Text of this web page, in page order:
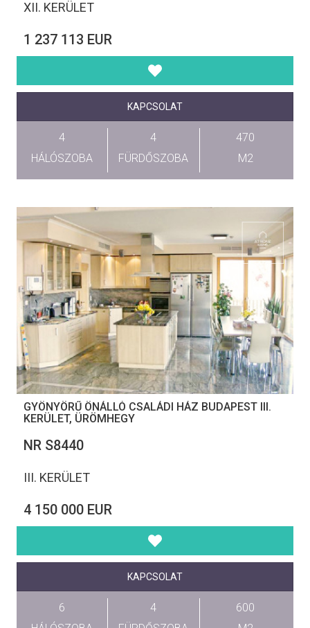
XII. KERÜLET
1 237 113 EUR
KAPCSOLAT
4
HÁLÓSZOBA
4
FÜRDŐSZOBA
470
M2
GYÖNYÖRŰ ÖNÁLLÓ CSALÁDI HÁZ BUDAPEST III.
KERÜLET, ÜRÖMHEGY
NR S8440
III. KERÜLET
4 150 000 EUR
KAPCSOLAT
6
4
600